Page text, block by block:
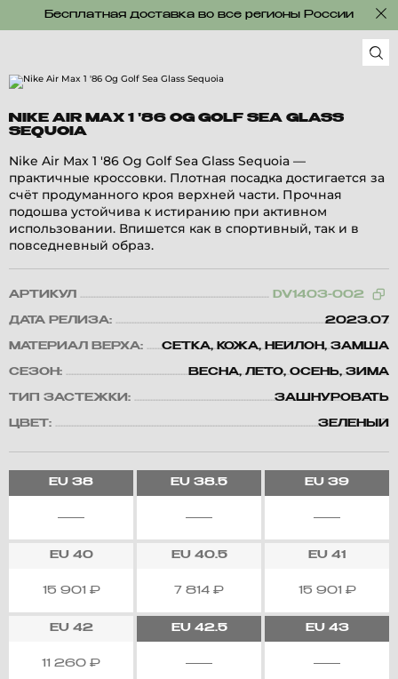
Бесплатная доставка во все регионы России
NIKE AIR MAX 1 '86 OG GOLF SEA GLASS
SEQUOIA
Nike Air Max 1 '86 Og Golf Sea Glass Sequoia —
практичные кроссовки. Плотная посадка достигается за
счёт продуманного кроя верхней части. Прочная
подошва устойчива к истиранию при активном
использовании. Впишется как в спортивный, так и в
повседневный образ.
АРТИКУЛ DV1403-002
ДАТА РЕЛИЗА: 2023.07
МАТЕРИАЛ ВЕРХА: СЕТКА, КОЖА, НЕЙЛОН, ЗАМША
СЕЗОН: ВЕСНА, ЛЕТО, ОСЕНЬ, ЗИМА
ТИП ЗАСТЕЖКИ: ЗАШНУРОВАТЬ
ЦВЕТ: ЗЕЛЕНЫЙ
EU 38 EU 38.5 EU 39
EU40
15 901 ₽
EU40.5
7 814 ₽
EU 41
15 901 ₽
EU42
11 260 ₽
EU42.5 EU43